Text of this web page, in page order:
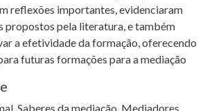
reflexões importantes, evidenciaram
propostos pela literatura, e também
a efetividade da formação, oferecendo
futuras formações para a mediação
,Saberes da mediação, Mediadores